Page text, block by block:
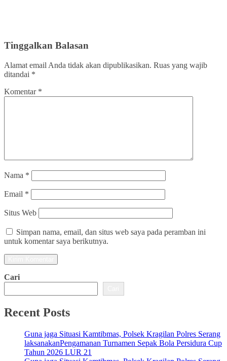
Tinggalkan Balasan
Alamat email Anda tidak akan dipublikasikan. Ruas yang wajib
ditandai *
Komentar *
Nama *
Email *
Situs Web
Simpan nama, email, dan situs web saya pada peramban ini
untuk komentar saya berikutnya.
Cari
Recent Posts
Guna jaga Situasi Kamtibmas, Polsek Kragilan Polres Serang
laksanakanPengamanan Turnamen Sepak Bola Persidura Cup
Tahun 2026 LUR 21